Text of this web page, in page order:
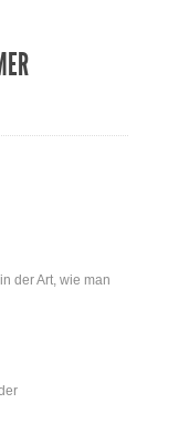
der Art, wie man